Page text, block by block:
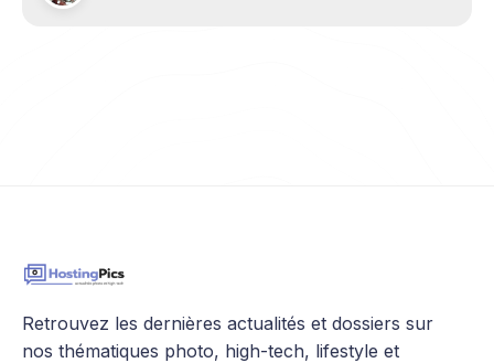
pour établir, renforcer et optimiser la présence
Retrouvez les dernières actualités et dossiers sur
nos thématiques photo, high-tech, lifestyle et